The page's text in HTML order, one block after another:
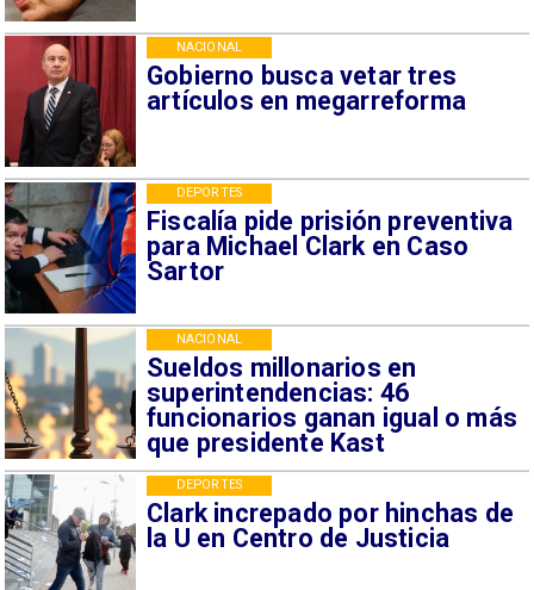
Gobierno busca vetar tres
artículos en megarreforma
NACIONAL
Fiscalía pide prisión preventiva
para Michael Clark en Caso
Sartor
DEPORTES
Sueldos millonarios en
superintendencias: 46
funcionarios ganan igual o más
que presidente Kast
NACIONAL
Clark increpado por hinchas de
la U en Centro de Justicia
DEPORTES